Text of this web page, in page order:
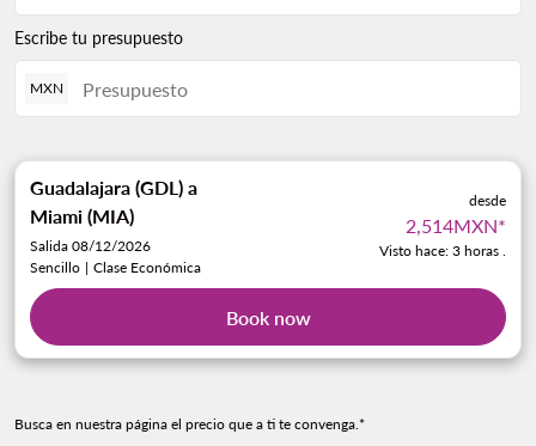
Escribe tu presupuesto
MXN
Guadalajara (GDL) a
Miami (MIA)
Salida 08/12/2026
Sencillo | Clase Económica
desde
2,514MXN*
Visto hace: 3 horas .
Book now
Busca en nuestra página el precio que a ti te convenga.*